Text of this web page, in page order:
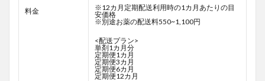
料金
※12カ月定期配送利用時の1カ月あたりの目
安価格
※別途お薬の配送料550~1,100円
<配送プラン>
単剤1カ月分
定期便1カ月
定期便3カ月
定期便6カ月
定期便12カ月